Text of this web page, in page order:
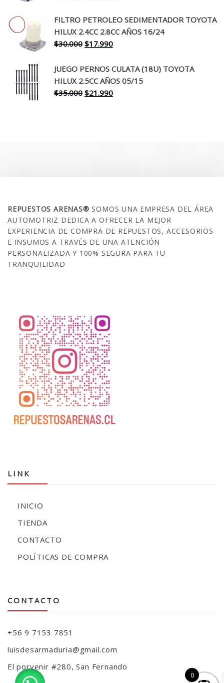
original
era:
$260.000.
actual
es:
FILTRO PETROLEO SEDIMENTADOR TOYOTA
HILUX 2.4CC 2.8CC AÑOS 16/24
$30.000 El
original
era:
$30.000.
$17.990El
actual
es:
$17.990.
JUEGO PERNOS CULATA (18U) TOYOTA
HILUX 2.5CC AÑOS 05/15
$35.000 El
$21.990El
REPUESTOS ARENAS®SOMOS UNA EMPRESA DEL ÁREA
AUTOMOTRIZ DEDICA A OFRECER LA MEJOR
EXPERIENCIA DE COMPRA DE REPUESTOS, ACCESORIOS
E INSUMOS A TRAVÉS DE UNA ATENCIÓN
PERSONALIZADA Y 100% SEGURA PARA TU
TRANQUILIDAD
LINK
INICIO
TIENDA
CONTACTO
POLÍTICAS DE COMPRA
CONTACTO
+56 9 7153 7851
luisdesarmaduria@gmail.com
El porvenir #280, San Fernando
0